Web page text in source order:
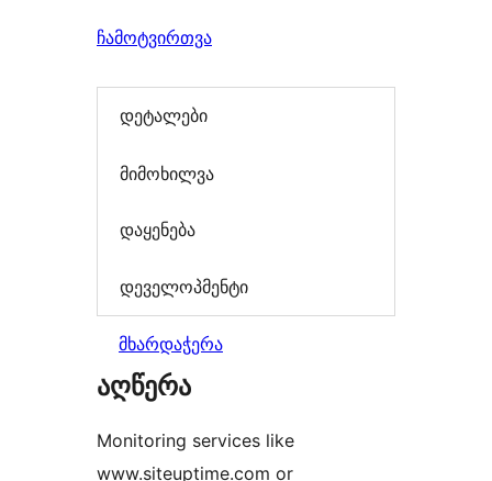
ჩამოტვირთვა
დეტალები
მიმოხილვა
დაყენება
დეველოპმენტი
მხარდაჭერა
აღწერა
Monitoring services like
www.siteuptime.com or